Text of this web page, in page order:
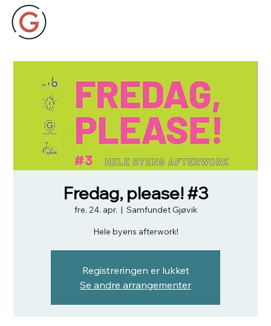
Fredag, please! #3
fre. 24. apr.
  |
Samfundet Gjøvik
Hele byens afterwork!
Registreringen er lukket
Se andre arrangementer